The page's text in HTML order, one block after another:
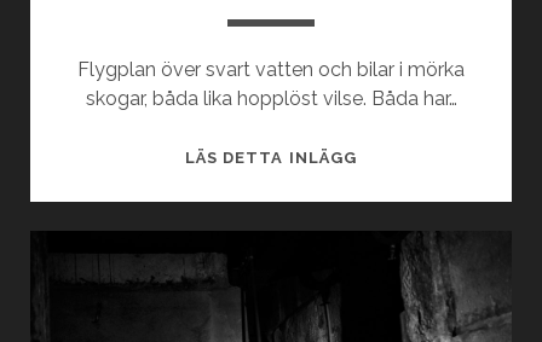
Flygplan över svart vatten och bilar i mörka
skogar, båda lika hopplöst vilse. Båda har…
LÄS DETTA INLÄGGCREEPYPODDEN: